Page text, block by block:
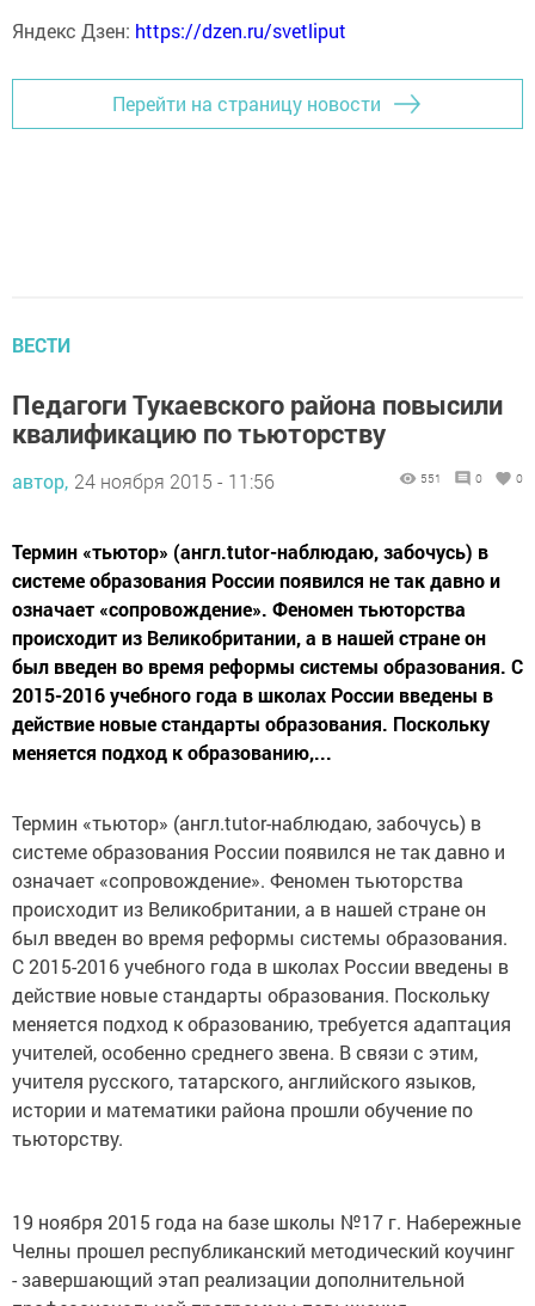
Яндекс Дзен: https://dzen.ru/svetliput
Перейти на страницу новости
ВЕСТИ
Педагоги Тукаевского района повысили
квалификацию по тьюторству
автор, 24 ноября 2015 - 11:56 551 0 0
Термин «тьютор» (англ.tutor-наблюдаю, забочусь) в
системе образования России появился не так давно и
означает «сопровождение». Феномен тьюторства
происходит из Великобритании, а в нашей стране он
был введен во время реформы системы образования. С
2015-2016 учебного года в школах России введены в
действие новые стандарты образования. Поскольку
меняется подход к образованию,...
Термин «тьютор» (англ.tutor-наблюдаю, забочусь) в
системе образования России появился не так давно и
означает «сопровождение». Феномен тьюторства
происходит из Великобритании, а в нашей стране он
был введен во время реформы системы образования.
С 2015-2016 учебного года в школах России введены в
действие новые стандарты образования. Поскольку
меняется подход к образованию, требуется адаптация
учителей, особенно среднего звена. В связи с этим,
учителя русского, татарского, английского языков,
истории и математики района прошли обучение по
тьюторству.
19 ноября 2015 года на базе школы №17 г. Набережные
Челны прошел республиканский методический коучинг
- завершающий этап реализации дополнительной